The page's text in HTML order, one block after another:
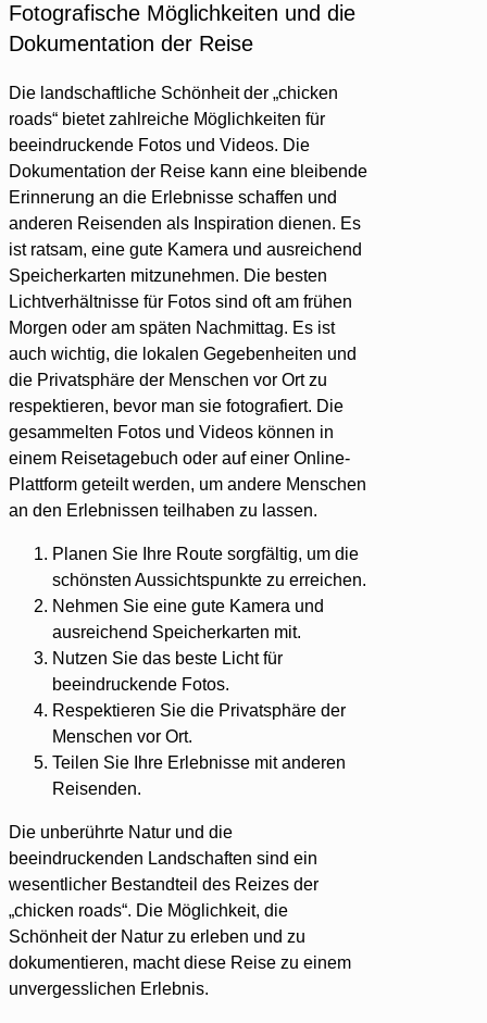
Fotografische Möglichkeiten und die
Dokumentation der Reise
Die landschaftliche Schönheit der „chicken
roads“ bietet zahlreiche Möglichkeiten für
beeindruckende Fotos und Videos. Die
Dokumentation der Reise kann eine bleibende
Erinnerung an die Erlebnisse schaffen und
anderen Reisenden als Inspiration dienen. Es
ist ratsam, eine gute Kamera und ausreichend
Speicherkarten mitzunehmen. Die besten
Lichtverhältnisse für Fotos sind oft am frühen
Morgen oder am späten Nachmittag. Es ist
auch wichtig, die lokalen Gegebenheiten und
die Privatsphäre der Menschen vor Ort zu
respektieren, bevor man sie fotografiert. Die
gesammelten Fotos und Videos können in
einem Reisetagebuch oder auf einer Online-
Plattform geteilt werden, um andere Menschen
an den Erlebnissen teilhaben zu lassen.
Planen Sie Ihre Route sorgfältig, um die
schönsten Aussichtspunkte zu erreichen.
Nehmen Sie eine gute Kamera und
ausreichend Speicherkarten mit.
Nutzen Sie das beste Licht für
beeindruckende Fotos.
Respektieren Sie die Privatsphäre der
Menschen vor Ort.
Teilen Sie Ihre Erlebnisse mit anderen
Reisenden.
Die unberührte Natur und die
beeindruckenden Landschaften sind ein
wesentlicher Bestandteil des Reizes der
„chicken roads“. Die Möglichkeit, die
Schönheit der Natur zu erleben und zu
dokumentieren, macht diese Reise zu einem
unvergesslichen Erlebnis.